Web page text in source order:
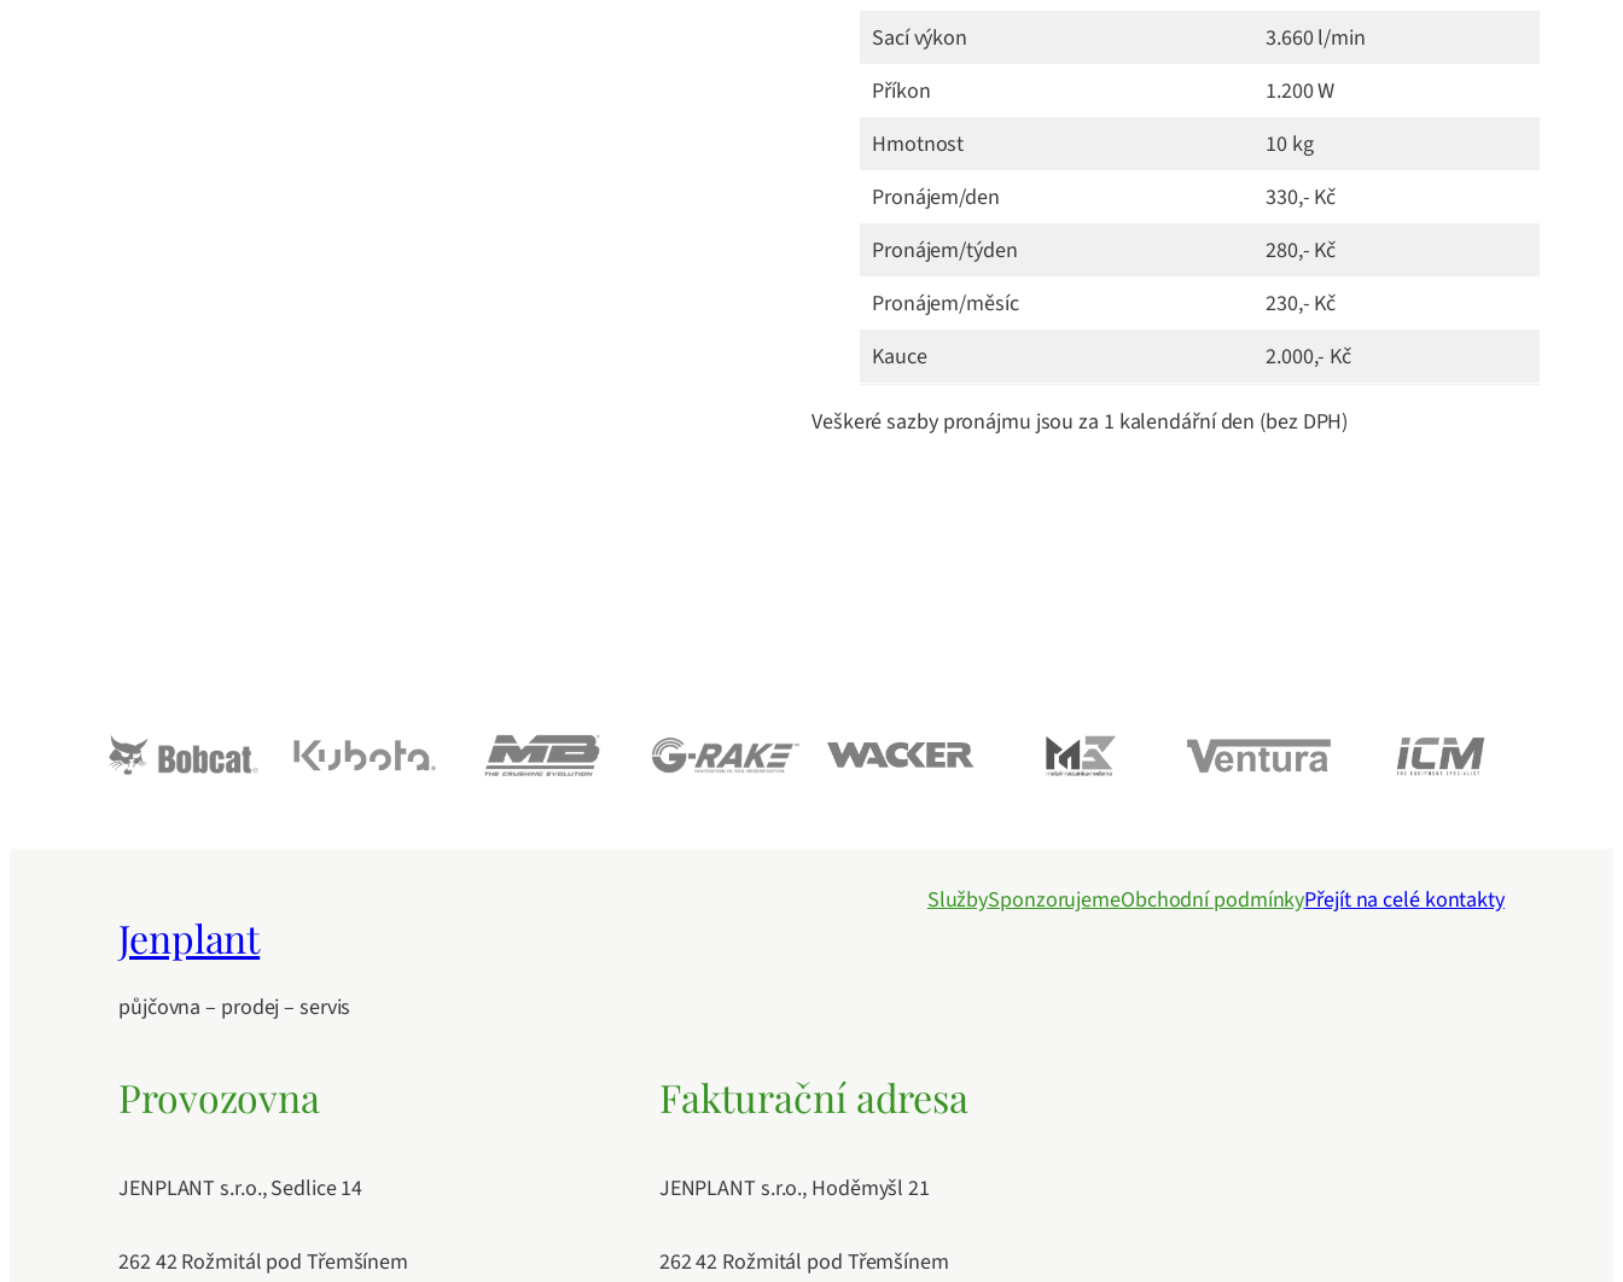
Sací výkon
3.660 l/min
Příkon
1.200 W
Hmotnost
10 kg
Pronájem/den
330,- Kč
Pronájem/týden
280,- Kč
Pronájem/měsíc
230,- Kč
Kauce
2.000,- Kč
Veškeré sazby pronájmu jsou za 1 kalendářní den (bez DPH)
Jenplant
půjčovna – prodej – servis
SlužbySponzorujemeObchodní podmínkyPřejít na celé kontakty
Provozovna
JENPLANT s.r.o., Sedlice 14
262 42 Rožmitál pod Třemšínem
Fakturační adresa
JENPLANT s.r.o., Hoděmyšl 21
262 42 Rožmitál pod Třemšínem